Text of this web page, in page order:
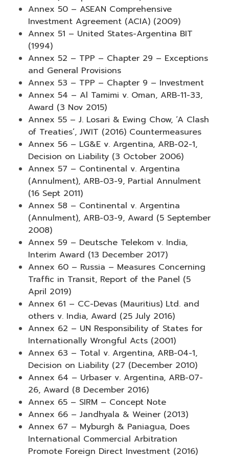
Annex 50 – ASEAN Comprehensive
Investment Agreement (ACIA) (2009)
Annex 51 – United States-Argentina BIT
(1994)
Annex 52 – TPP – Chapter 29 – Exceptions
and General Provisions
Annex 53 – TPP – Chapter 9 – Investment
Annex 54 – Al Tamimi v. Oman, ARB-11-33,
Award (3 Nov 2015)
Annex 55 – J. Losari & Ewing Chow, ‘A Clash
of Treaties’, JWIT (2016) Countermeasures
Annex 56 – LG&E v. Argentina, ARB-02-1,
Decision on Liability (3 October 2006)
Annex 57 – Continental v. Argentina
(Annulment), ARB-03-9, Partial Annulment
(16 Sept 2011)
Annex 58 – Continental v. Argentina
(Annulment), ARB-03-9, Award (5 September
2008)
Annex 59 – Deutsche Telekom v. India,
Interim Award (13 December 2017)
Annex 60 – Russia – Measures Concerning
Traffic in Transit, Report of the Panel (5
April 2019)
Annex 61 – CC-Devas (Mauritius) Ltd. and
others v. India, Award (25 July 2016)
Annex 62 – UN Responsibility of States for
Internationally Wrongful Acts (2001)
Annex 63 – Total v. Argentina, ARB-04-1,
Decision on Liability (27 (December 2010)
Annex 64 – Urbaser v. Argentina, ARB-07-
26, Award (8 December 2016)
Annex 65 – SIRM – Concept Note
Annex 66 – Jandhyala & Weiner (2013)
Annex 67 – Myburgh & Paniagua, Does
International Commercial Arbitration
Promote Foreign Direct Investment (2016)